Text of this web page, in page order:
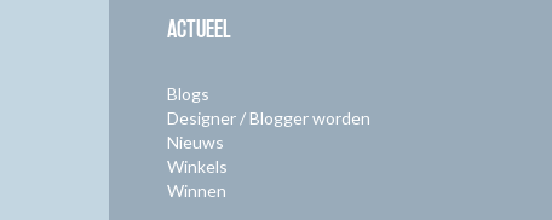
ACTUEEL
Blogs
Designer / Blogger worden
Nieuws
Winkels
Winnen